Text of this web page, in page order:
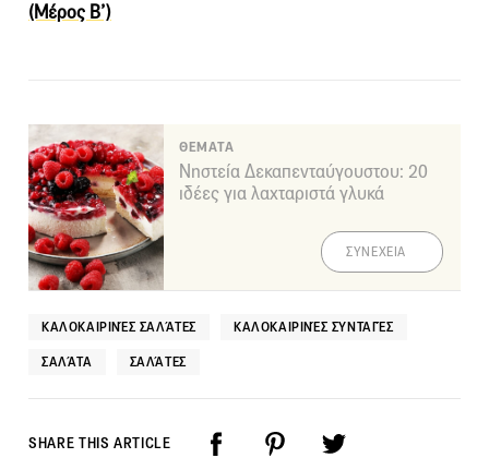
(Μέρος Β’)
ΘΕΜΑΤΑ
Νηστεία Δεκαπενταύγουστου: 20
ιδέες για λαχταριστά γλυκά
ΣΥΝΕΧΕΙΑ
ΚΑΛΟΚΑΙΡΙΝΈΣ ΣΑΛΆΤΕΣ ΚΑΛΟΚΑΙΡΙΝΈΣ ΣΥΝΤΑΓΈΣ
ΣΑΛΆΤΑ ΣΑΛΆΤΕΣ
SHARE THIS ARTICLE